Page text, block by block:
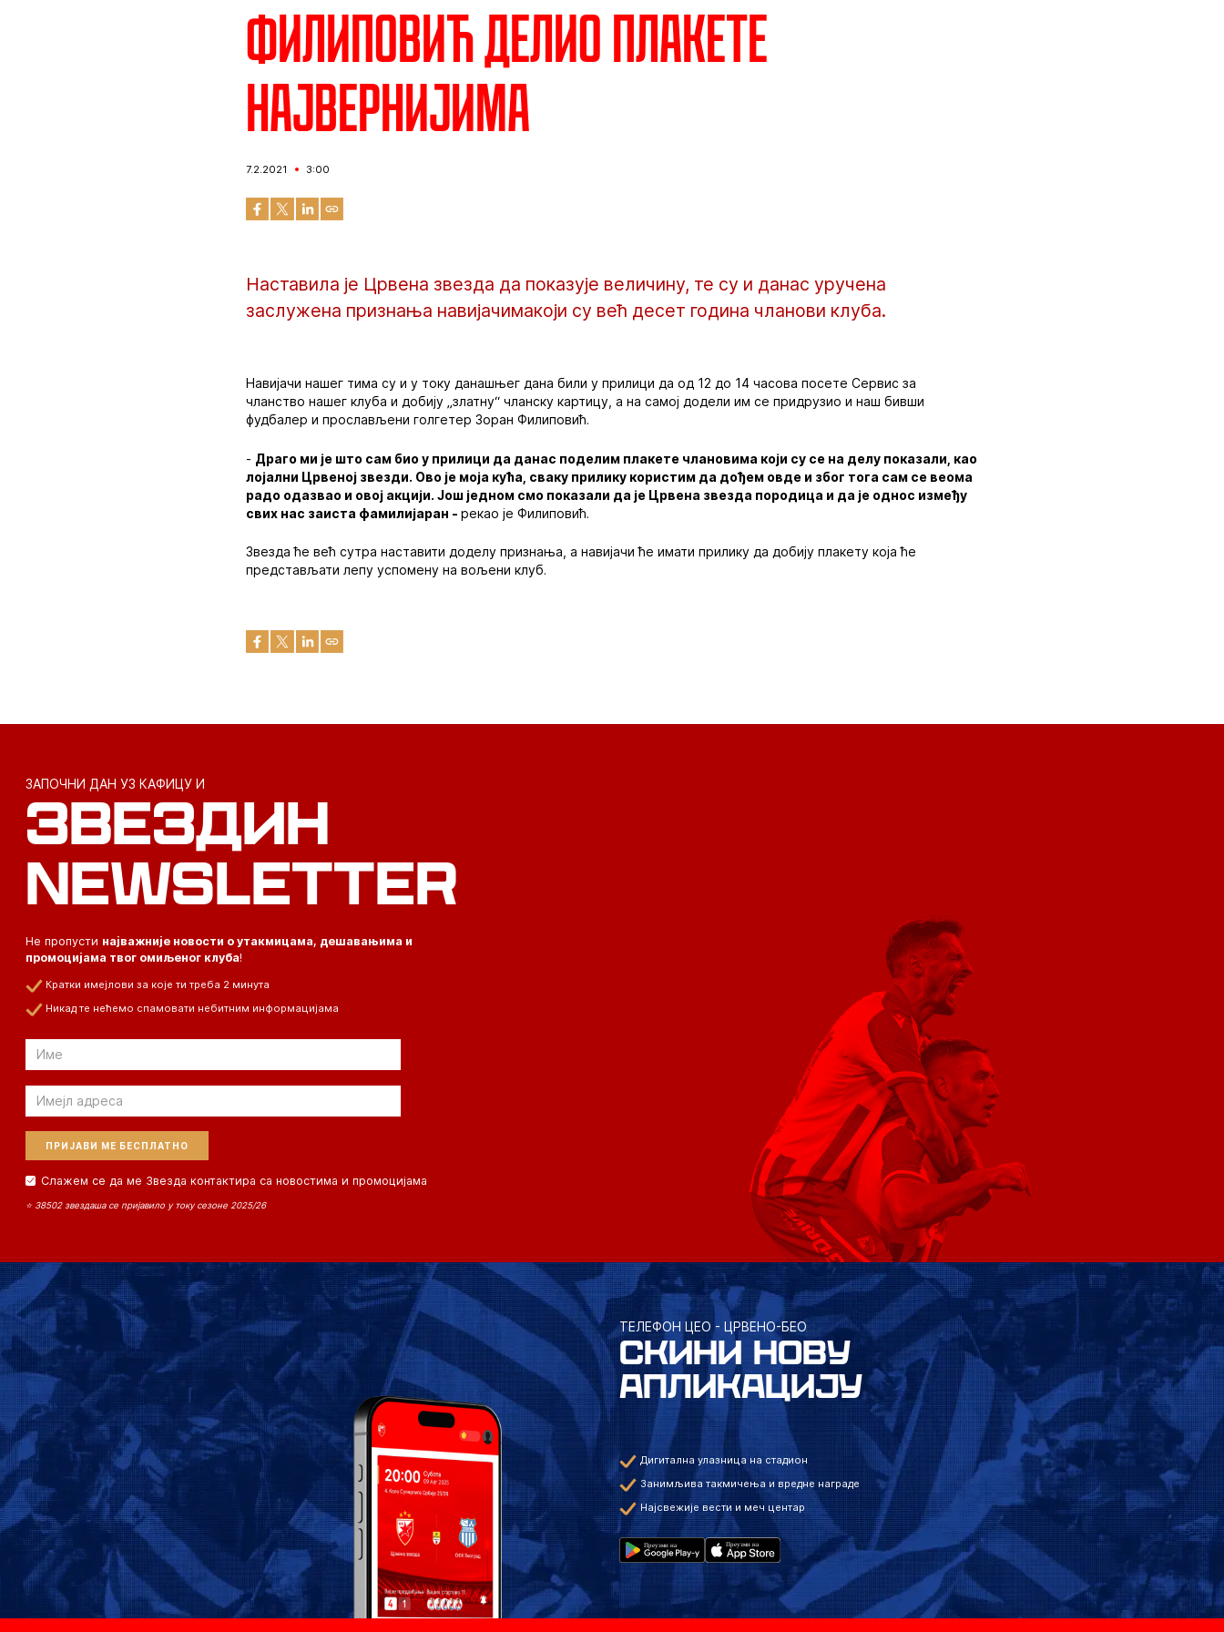
Филиповић делио плакете
највернијима
7.2.2021 3:00
Наставила је Црвена звезда да показује величину, те су и данас уручена
заслужена признања навијачимакоји су већ десет година чланови клуба.
Навијачи нашег тима су и у току данашњег дана били у прилици да од 12 до 14 часова посете Сервис за
чланство нашег клуба и добију „златну“ чланску картицу, а на самој додели им се придрузио и наш бивши
фудбалер и прослављени голгетер Зоран Филиповић.
- Драго ми је што сам био у прилици да данас поделим плакете члановима који су се на делу показали, као
лојални Црвеној звезди. Ово је моја кућа, сваку прилику користим да дођем овде и због тога сам се веома
радо одазвао и овој акцији. Још једном смо показали да је Црвена звезда породица и да је однос између
свих нас заиста фамилијаран -рекао је Филиповић.
Звезда ће већ сутра наставити доделу признања, а навијачи ће имати прилику да добију плакету која ће
представљати лепу успомену на вољени клуб.
ЗАПОЧНИ ДАН УЗ КАФИЦУ И
ЗВЕЗДИН
NEWSLETTER
Не пропусти најважније новости о утакмицама, дешавањима и
промоцијама твог омиљеног клуба!
Кратки имејлови за које ти треба 2 минута
Никад те нећемо спамовати небитним информацијама
Email
Email
Слажем се да ме Звезда контактира са новостима и промоцијама
⭐ 38502 звездаша се пријавило у току сезоне 2025/26
ТЕЛЕФОН ЦЕО - ЦРВЕНО-БЕО
СКИНИ НОВУ
АПЛИКАЦИЈУ
Дигитална улазница на стадион
Занимљива такмичења и вредне награде
Најсвежије вести и меч центар